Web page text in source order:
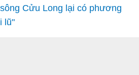
Cửu Long lại có phương
lũ"